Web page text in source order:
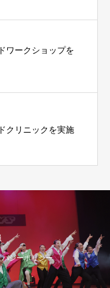
ワークショップを
クリニックを実施
バシーポリシー